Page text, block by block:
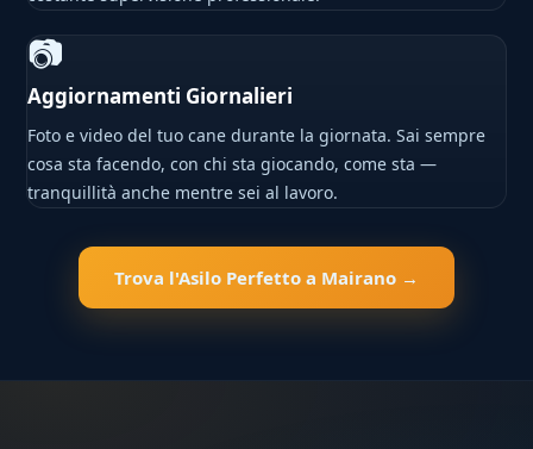
📷
Aggiornamenti Giornalieri
Foto e video del tuo cane durante la giornata. Sai sempre
cosa sta facendo, con chi sta giocando, come sta —
tranquillità anche mentre sei al lavoro.
Trova l'Asilo Perfetto a Mairano →